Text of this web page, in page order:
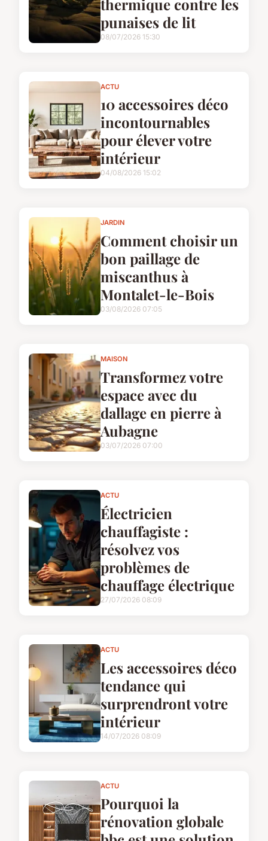
thermique contre les
punaises de lit
08/07/2026 15:30
ACTU
10 accessoires déco
incontournables
pour élever votre
intérieur
04/08/2026 15:02
JARDIN
Comment choisir un
bon paillage de
miscanthus à
Montalet-le-Bois
03/08/2026 07:05
MAISON
Transformez votre
espace avec du
dallage en pierre à
Aubagne
03/07/2026 07:00
ACTU
Électricien
chauffagiste :
résolvez vos
problèmes de
chauffage électrique
27/07/2026 08:09
ACTU
Les accessoires déco
tendance qui
surprendront votre
intérieur
14/07/2026 08:09
ACTU
Pourquoi la
rénovation globale